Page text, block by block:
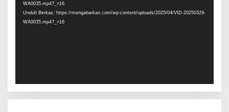
WA0035.mp4?_=16
Unduh Berkas: https://mengabarkan.com/wp-content/uploads/2025/04/VID-20250329-
WA0035.mp4?_=16